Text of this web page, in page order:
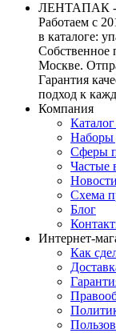
ЛЕНТАПАК -
Работаем с
в каталоге:
Собственное
Москве.
Гарантия
подход к
Компания
Наборы
Сферы
Частые
Новости
Схема
Блог
Интернет-
Как